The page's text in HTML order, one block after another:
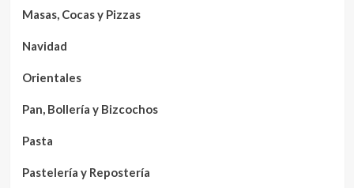
Masas, Cocas y Pizzas
Navidad
Orientales
Pan, Bollería y Bizcochos
Pasta
Pastelería y Repostería